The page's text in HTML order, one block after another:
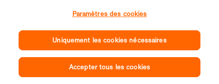
Paramètres des cookies
Uniquement les cookies nécessaires
Accepter tous les cookies